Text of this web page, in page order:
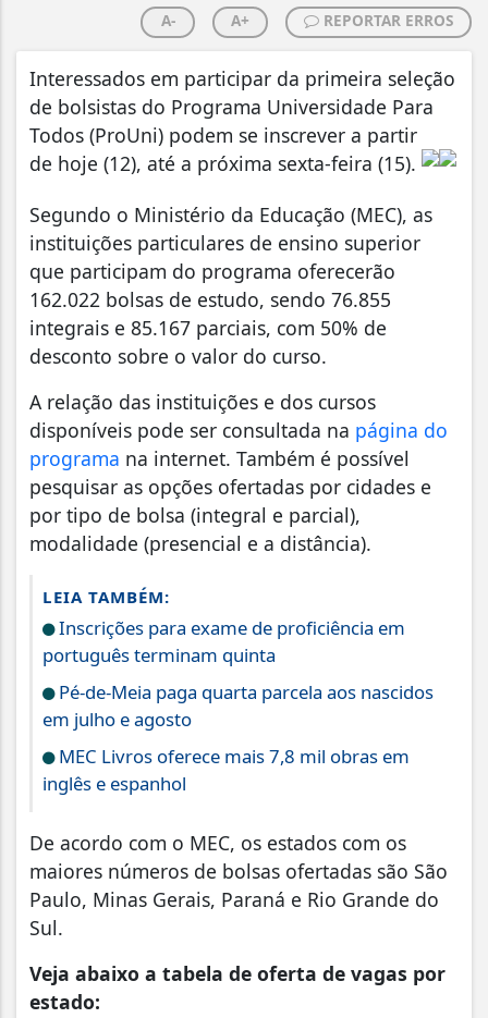
A- A+ REPORTAR ERROS
Interessados em participar da primeira seleção
de bolsistas do Programa Universidade Para
Todos (ProUni) podem se inscrever a partir
de hoje (12), até a próxima sexta-feira (15).
Segundo o Ministério da Educação (MEC), as
instituições particulares de ensino superior
que participam do programa oferecerão
162.022 bolsas de estudo, sendo 76.855
integrais e 85.167 parciais, com 50% de
desconto sobre o valor do curso.
A relação das instituições e dos cursos
disponíveis pode ser consultada na página do
programa na internet. Também é possível
pesquisar as opções ofertadas por cidades e
por tipo de bolsa (integral e parcial),
modalidade (presencial e a distância).
LEIA TAMBÉM:
Inscrições para exame de proficiência em
português terminam quinta
Pé-de-Meia paga quarta parcela aos nascidos
em julho e agosto
MEC Livros oferece mais 7,8 mil obras em
inglês e espanhol
De acordo com o MEC, os estados com os
maiores números de bolsas ofertadas são São
Paulo, Minas Gerais, Paraná e Rio Grande do
Sul.
Veja abaixo a tabela de oferta de vagas por
estado: